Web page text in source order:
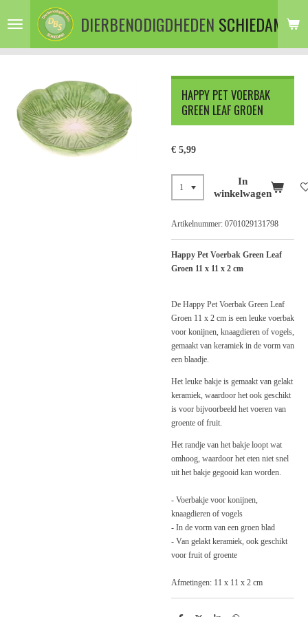
direct
de
DIERBENODIGDHEDEN SCHIEDAM
HAPPY PET VOERBAK
GREEN LEAF GROEN
€ 5,99
In
winkelwagen
Artikelnummer: 0701029131798
Happy Pet Voerbak Green Leaf
Groen 11 x 11 x 2 cm
De Happy Pet Voerbak Green Leaf
Groen 11 x 2 cm is een leuke voerbak
voor konijnen, knaagdieren of vogels,
gemaakt van keramiek in de vorm van
een blaadje.
Het leuke bakje is gemaakt van gelakt
keramiek, waardoor het ook geschikt
is voor bijvoorbeeld het voeren van
groente of fruit.
Het randje van het bakje loopt wat
omhoog, waardoor het eten niet snel
uit het bakje gegooid kan worden.
- Voerbakje voor konijnen,
knaagdieren of vogels
- In de vorm van een groen blad
- Van gelakt keramiek, ook geschikt
voor fruit of groente
Afmetingen: 11 x 11 x 2 cm